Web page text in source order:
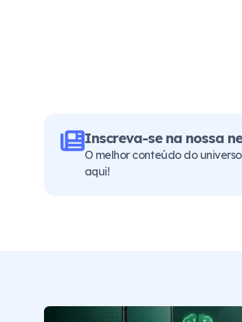
Inscreva-se na nossa
O melhor conteúdo do
aqui!